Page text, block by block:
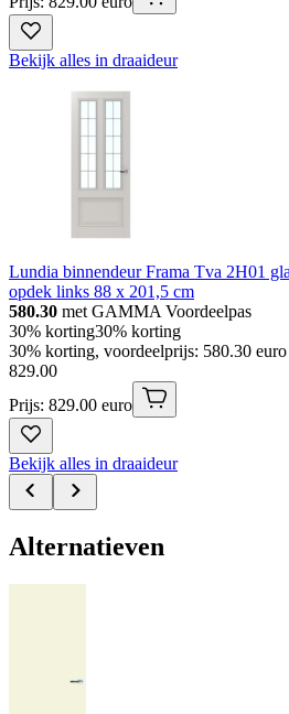
Bekijk alles in draaideur
Lundia binnendeur Frama Tva 2H01
opdek links 88 x 201,5 cm
580.30 met GAMMA Voordeelpas
30% korting30% korting
30% korting, voordeelprijs: 580.30
829.00
Prijs: 829.00 euro
Bekijk alles in draaideur
Alternatieven